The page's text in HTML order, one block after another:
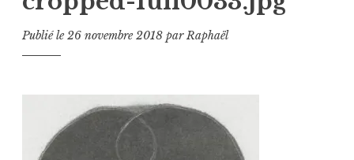
Publié le26 novembre 2018 parRaphaël